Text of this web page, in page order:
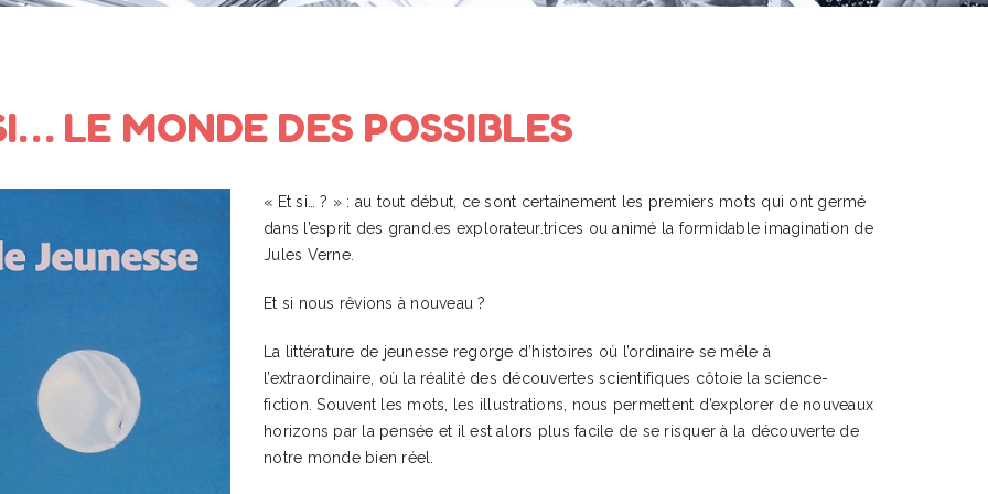
LE MONDE DES POSSIBLES
« Et si… ? » : au tout début, ce sont certainement les premiers mots qui ont germé
dans l’esprit des grand.es explorateur.trices ou animé la formidable imagination de
Jules Verne.
Et si nous rêvions à nouveau ?
La littérature de jeunesse regorge d’histoires où l’ordinaire se mêle à
l’extraordinaire, où la réalité des découvertes scientifiques côtoie la science-
fiction. Souvent les mots, les illustrations, nous permettent d’explorer de nouveaux
horizons par la pensée et il est alors plus facile de se risquer à la découverte de
notre monde bien réel.